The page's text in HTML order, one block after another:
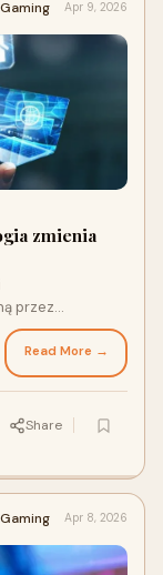
Gaming Apr 9, 2026
zmienia
przez
Read More →
Share
Gaming Apr 8, 2026